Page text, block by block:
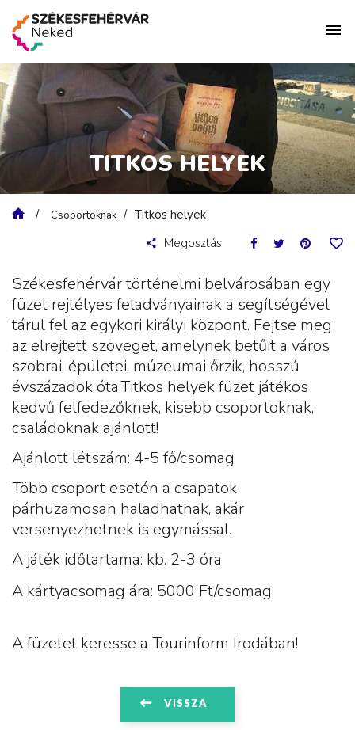
TITKOS HELYEK
Csoportoknak
Titkos helyek
Megosztás
Székesfehérvár történelmi belvárosában egy
füzet rejtélyes feladványainak a segítségével
tárul fel az egykori királyi központ. Fejtse meg
az elrejtett szöveget, amelynek betűit a város
szobrai, épületei, múzeumai őrzik, hosszú
évszázadok óta.Titkos helyek füzet játékos
kedvű felfedezőknek, kisebb csoportoknak,
családoknak ajánlott!
Ajánlott létszám: 4-5 fő/csomag
Több csoport esetén a csapatok
párhuzamosan haladhatnak, akár
versenyezhetnek is egymással.
A játék időtartama: kb. 2-3 óra
A kártyacsomag ára: 5000 Ft/csomag
A füzetet keresse a Tourinform Irodában!
VISSZA